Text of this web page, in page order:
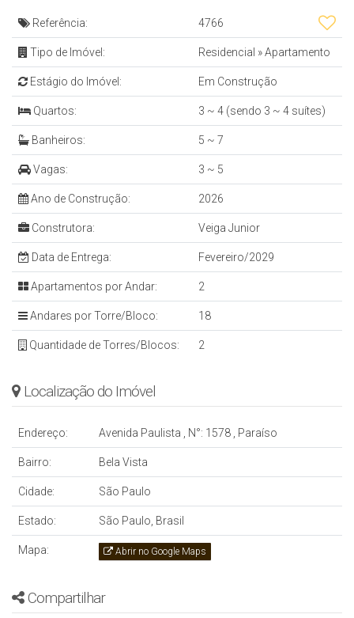
Referência: 4766
Tipo de Imóvel: Residencial »Apartamento
Estágio do Imóvel: Em Construção
Quartos: 3 ~ 4 (sendo 3 ~ 4 suítes)
Banheiros: 5 ~ 7
Vagas: 3 ~ 5
Ano de Construção: 2026
Construtora: Veiga Junior
Data de Entrega: Fevereiro/2029
Apartamentos por Andar: 2
Andares por Torre/Bloco: 18
Quantidade de Torres/Blocos: 2
Localização do Imóvel
Endereço: Avenida Paulista , N°: 1578 , Paraíso
Bairro: Bela Vista
Cidade: São Paulo
Estado: São Paulo, Brasil
Mapa: Abrir no Google Maps
Compartilhar